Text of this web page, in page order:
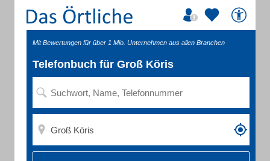
Mit Bewertungen für über 1 Mio. Unternehmen aus allen Branchen
Telefonbuch für Groß Köris